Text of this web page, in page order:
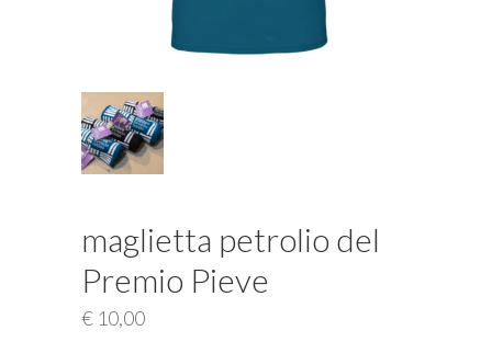
maglietta petrolio del
Premio Pieve
€ 10,00